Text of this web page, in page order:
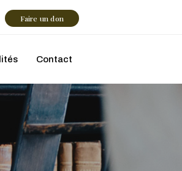
Faire un don
Contact